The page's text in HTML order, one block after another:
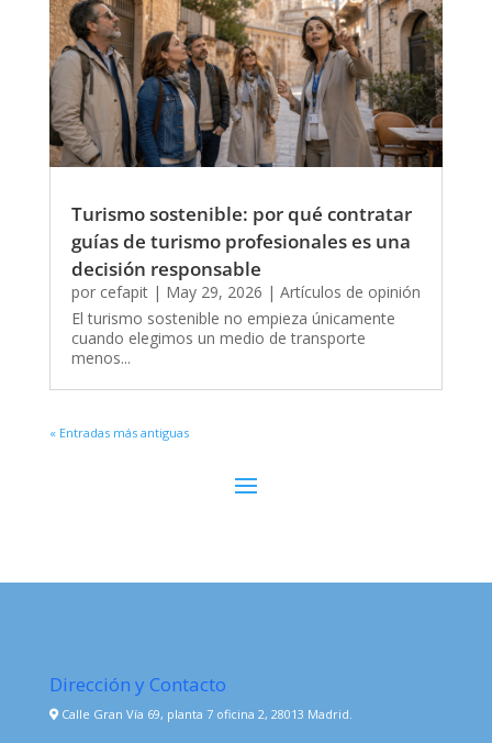
Turismo sostenible: por qué contratar
guías de turismo profesionales es una
decisión responsable
por cefapit| May 29, 2026 | Artículos de opinión
El turismo sostenible no empieza únicamente
cuando elegimos un medio de transporte
menos...
« Entradas más antiguas
Dirección y Contacto
Calle Gran Vía 69, planta 7 oficina 2, 28013 Madrid.